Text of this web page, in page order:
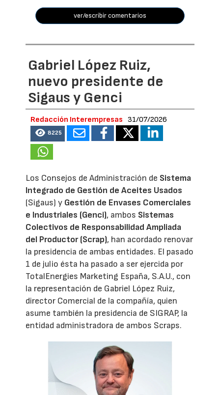
ver/escribir comentarios
Gabriel López Ruiz,
nuevo presidente de
Sigaus y Genci
Redacción Interempresas 31/07/2026
8225
Los Consejos de Administración de Sistema
Integrado de Gestión de Aceites Usados
(Sigaus) y Gestión de Envases Comerciales
e Industriales (Genci), ambos Sistemas
Colectivos de Responsabilidad Ampliada
del Productor (Scrap), han acordado renovar
la presidencia de ambas entidades. El pasado
1 de julio ésta ha pasado a ser ejercida por
TotalEnergies Marketing España, S.A.U., con
la representación de Gabriel López Ruiz,
director Comercial de la compañía, quien
asume también la presidencia de SIGRAP, la
entidad administradora de ambos Scraps.